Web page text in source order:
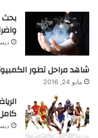
بحث
شاهد مراحل تطور
مايو 24, 2016
ديسمبر